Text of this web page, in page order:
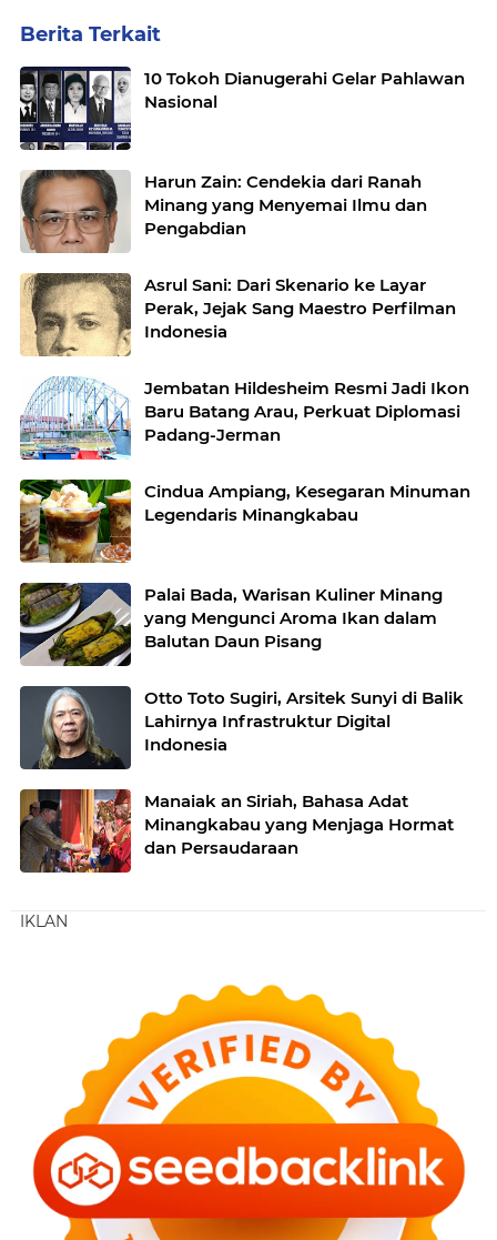
Berita Terkait
10 Tokoh Dianugerahi Gelar Pahlawan
Nasional
Harun Zain: Cendekia dari Ranah
Minang yang Menyemai Ilmu dan
Pengabdian
Asrul Sani: Dari Skenario ke Layar
Perak, Jejak Sang Maestro Perfilman
Indonesia
Jembatan Hildesheim Resmi Jadi Ikon
Baru Batang Arau, Perkuat Diplomasi
Padang-Jerman
Cindua Ampiang, Kesegaran Minuman
Legendaris Minangkabau
Palai Bada, Warisan Kuliner Minang
yang Mengunci Aroma Ikan dalam
Balutan Daun Pisang
Otto Toto Sugiri, Arsitek Sunyi di Balik
Lahirnya Infrastruktur Digital
Indonesia
Manaiak an Siriah, Bahasa Adat
Minangkabau yang Menjaga Hormat
dan Persaudaraan
IKLAN